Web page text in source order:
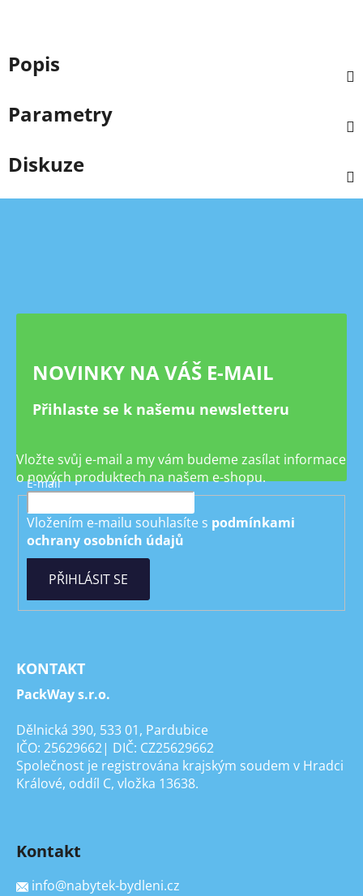
Popis
Parametry
Diskuze
Z
NOVINKY NA VÁŠ E-MAIL
Přihlaste se k našemu newsletteru
Vložte svůj e-mail a my vám budeme zasílat informace
o nových produktech na našem e-shopu.
E-mail
Vložením e-mailu souhlasíte s podmínkami
ochrany osobních údajů
PŘIHLÁSIT SE
KONTAKT
PackWay s.r.o.
Dělnická 390, 533 01, Pardubice
IČO: 25629662| DIČ: CZ25629662
Společnost je registrována krajským soudem v Hradci
Králové, oddíl C, vložka 13638.
Kontakt
info@nabytek-bydleni.cz